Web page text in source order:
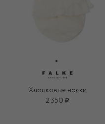
Хлопковые носки
2 350 ₽